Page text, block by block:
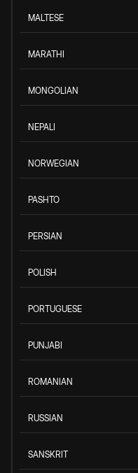
MALTESE
MARATHI
MONGOLIAN
NEPALI
NORWEGIAN
PASHTO
PERSIAN
POLISH
PORTUGUESE
PUNJABI
ROMANIAN
RUSSIAN
SANSKRIT